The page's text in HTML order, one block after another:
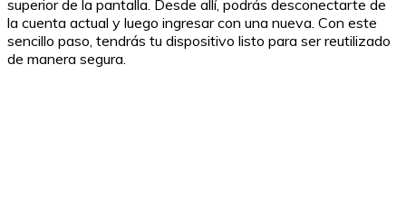
superior de la pantalla. Desde allí, podrás desconectarte de
la cuenta actual y luego ingresar con una nueva. Con este
sencillo paso, tendrás tu dispositivo listo para ser reutilizado
de manera segura.